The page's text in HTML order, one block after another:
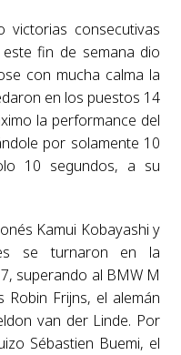
victorias consecutivas
fin de semana dio
con mucha calma la
en los puestos 14
la performance del
por solamente 10
10 segundos, a su
Kamui Kobayashi y
se turnaron en la
superando al BMW M
Robin Frijns, el alemán
van der Linde. Por
Sébastien Buemi, el